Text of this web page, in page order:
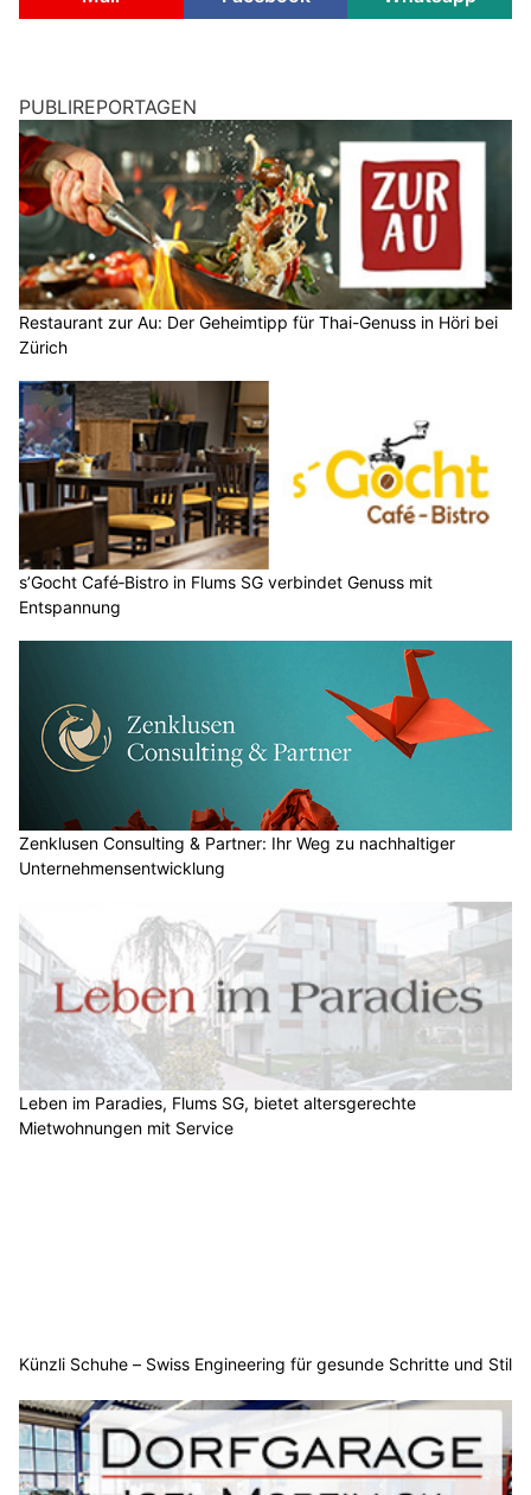
PUBLIREPORTAGEN
Restaurant zur Au: Der Geheimtipp für Thai-Genuss in Höri bei
Zürich
s’Gocht Café‑Bistro in Flums SG verbindet Genuss mit
Entspannung
Zenklusen Consulting & Partner: Ihr Weg zu nachhaltiger
Unternehmensentwicklung
Leben im Paradies, Flums SG, bietet altersgerechte
Mietwohnungen mit Service
Künzli Schuhe – Swiss Engineering für gesunde Schritte und Stil